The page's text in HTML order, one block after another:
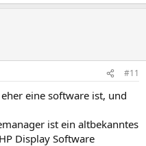
#11
eine software ist, und
ist ein altbekanntes
Display Software